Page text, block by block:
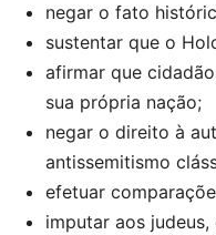
negar o fato
sustentar que o
afirmar que
sua própria nação;
negar o direito à
antissemitismo
efetuar
imputar aos